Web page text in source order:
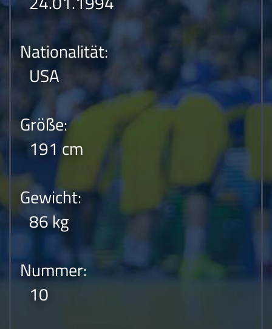
Nationalität:
USA
Größe:
191 cm
Gewicht:
86 kg
Nummer:
10